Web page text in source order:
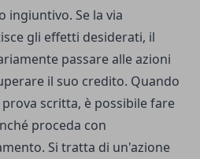
ingiuntivo. Se la via
gli effetti desiderati, il
passare alle azioni
il suo credito. Quando
scritta, è possibile fare
proceda con
Si tratta di un'azione